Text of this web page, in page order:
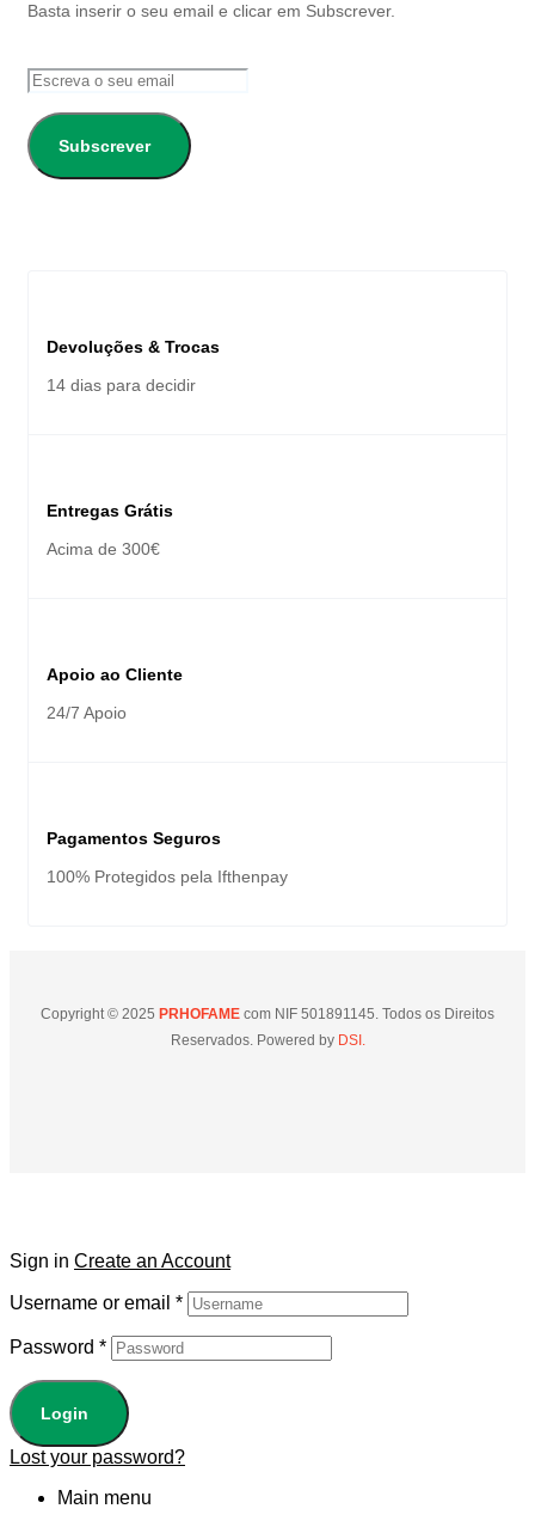
Basta inserir o seu email e clicar em Subscrever.
Subscrever
Devoluções & Trocas
14 dias para decidir
Entregas Grátis
Acima de 300€
Apoio ao Cliente
24/7 Apoio
Pagamentos Seguros
100% Protegidos pela Ifthenpay
Copyright © 2025 PRHOFAME com NIF 501891145. Todos os Direitos
Reservados. Powered byDSI.
Sign in Create an Account
Username or email *
Password *
Login
Lost your password?
Main menu